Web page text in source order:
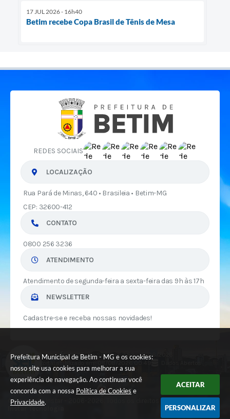
Prefeitura Municipal de Betim - MG e os cookies:
nosso site usa cookies para melhorar a sua
experiência de navegação. Ao continuar você
concorda com a nossa Política de Cookies e
Privacidade.
ACEITAR
PERSONALIZAR
17 JUL 2026 - 16h40
Betim recebe Copa Brasil de Tênis de Mesa
REDES SOCIAIS
LOCALIZAÇÃO
Rua Pará de Minas, 640 • Brasileia • Betim-MG
CEP: 32600-412
CONTATO
0800 256 3236
ATENDIMENTO
Atendimento de segunda-feira a sexta-feira das 9h às 17h
NEWSLETTER
Cadastre-se e receba nossas novidades!
Versão do Sistema:3.5.3 - 19/06/2026
Portal atualizado em:
© Copyright Instar - 2006-2026. Todos os direitos reservados -